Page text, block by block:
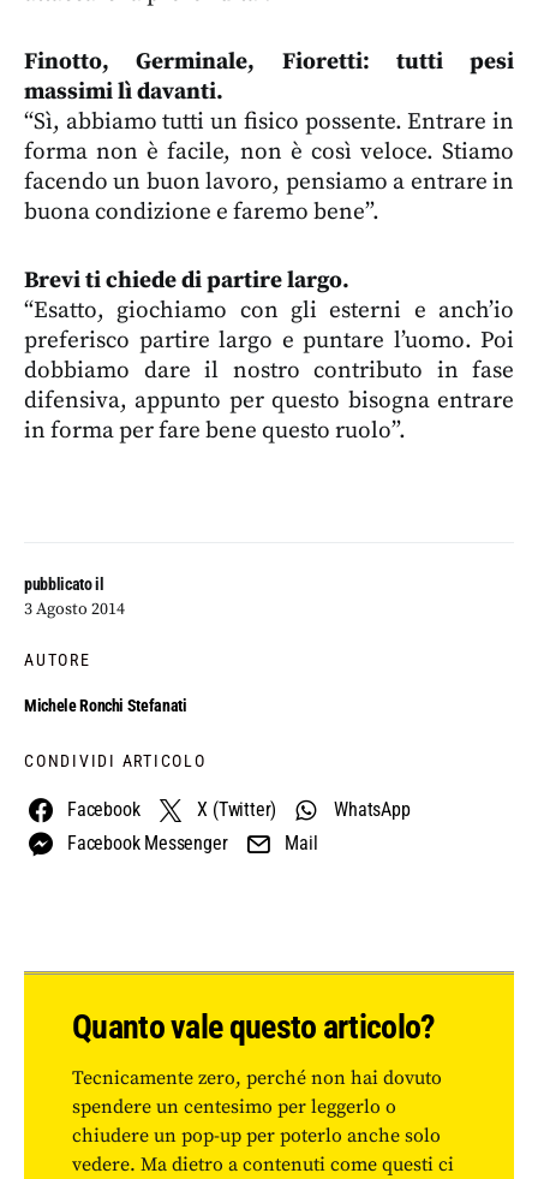
pubblicato il
3 Agosto 2014
AUTORE
Michele Ronchi Stefanati
CONDIVIDI ARTICOLO
Facebook X (Twitter)
WhatsApp
Facebook Messenger
Mail
Finotto, Germinale, Fioretti: tutti pesi
massimi lì davanti.
“Sì, abbiamo tutti un fisico possente. Entrare in
forma non è facile, non è così veloce. Stiamo
facendo un buon lavoro, pensiamo a entrare in
buona condizione e faremo bene”.
Brevi ti chiede di partire largo.
“Esatto, giochiamo con gli esterni e anch’io
preferisco partire largo e puntare l’uomo. Poi
dobbiamo dare il nostro contributo in fase
difensiva, appunto per questo bisogna entrare
in forma per fare bene questo ruolo”.
Quanto vale questo articolo?
Tecnicamente zero, perché non hai dovuto
spendere un centesimo per leggerlo o
chiudere un pop-up per poterlo anche solo
vedere. Ma dietro a contenuti come questi ci